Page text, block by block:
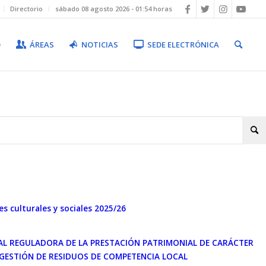
Directorio sábado 08 agosto 2026 - 01:54 horas
ÁREAS NOTICIAS SEDE ELECTRÓNICA
culturales y sociales 2025/26
REGULADORA DE LA PRESTACIÓN PATRIMONIAL DE CARÁCTER
DE RESIDUOS DE COMPETENCIA LOCAL